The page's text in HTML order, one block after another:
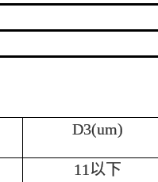
D3(um)
11以下